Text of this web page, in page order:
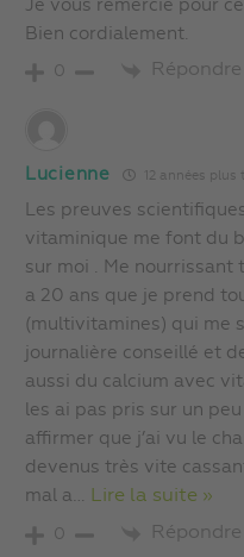
Je vous remercie pour
Bien cordialement.
0 Répondre
Lucienne 12 années plus
Les preuves
vitaminique me font du
sur moi . Me nourrissant
a 20 ans que je prend
(multivitamines) qui me
journalière conseillé et
aussi du calcium avec
les ai pas pris sur un
affirmer que j’ai vu le
devenus très vite
mal a… Lire la suite »
0 Répondre